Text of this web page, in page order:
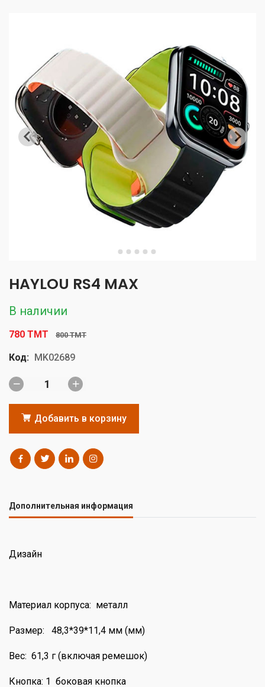
HAYLOU RS4 MAX
В наличии
780 TMT 800 TMT
Код: MK02689
Добавить в корзину
Дополнительная информация
Дизайн
Материал корпуса: металл
Размер: 48,3*39*11,4 мм (мм)
Вес: 61,3 г (включая ремешок)
Кнопка: 1 боковая кнопка